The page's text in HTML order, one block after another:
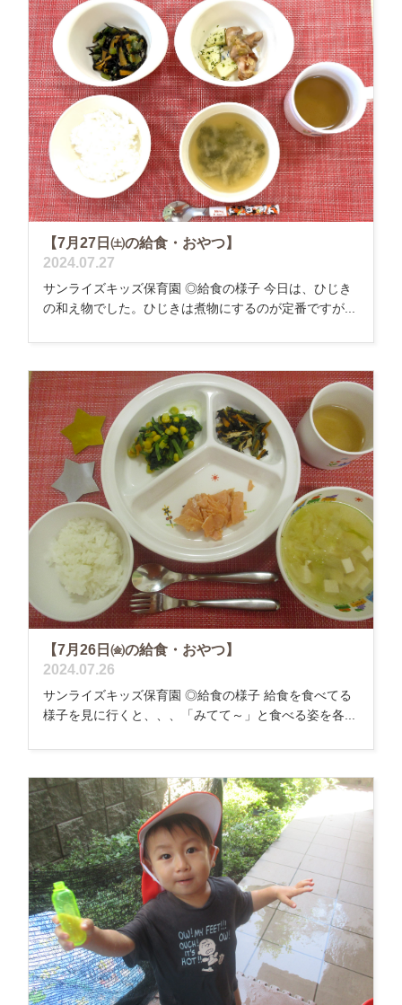
【7月27日㈯の給食・おやつ】
2024.07.27
サンライズキッズ保育園 ◎給食の様子 今日は、ひじき
の和え物でした。ひじきは煮物にするのが定番ですが...
【7月26日㈮の給食・おやつ】
2024.07.26
サンライズキッズ保育園 ◎給食の様子 給食を食べてる
様子を見に行くと、、、「みてて～」と食べる姿を各...